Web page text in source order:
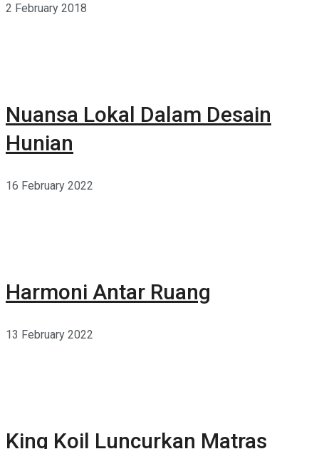
2 February 2018
Nuansa Lokal Dalam Desain
Hunian
16 February 2022
Harmoni Antar Ruang
13 February 2022
King Koil Luncurkan Matras